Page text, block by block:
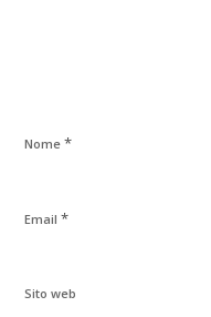
Nome *
Email *
Sito web